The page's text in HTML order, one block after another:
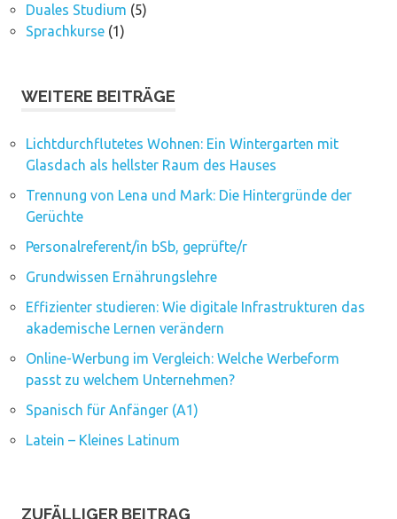
Duales Studium (5)
Sprachkurse(1)
WEITERE BEITRÄGE
Lichtdurchflutetes Wohnen: Ein Wintergarten mit
Glasdach als hellster Raum des Hauses
Trennung von Lena und Mark: Die Hintergründe der
Gerüchte
Personalreferent/in bSb, geprüfte/r
Grundwissen Ernährungslehre
Effizienter studieren: Wie digitale Infrastrukturen das
akademische Lernen verändern
Online-Werbung im Vergleich: Welche Werbeform
passt zu welchem Unternehmen?
Spanisch für Anfänger (A1)
Latein – Kleines Latinum
ZUFÄLLIGER BEITRAG